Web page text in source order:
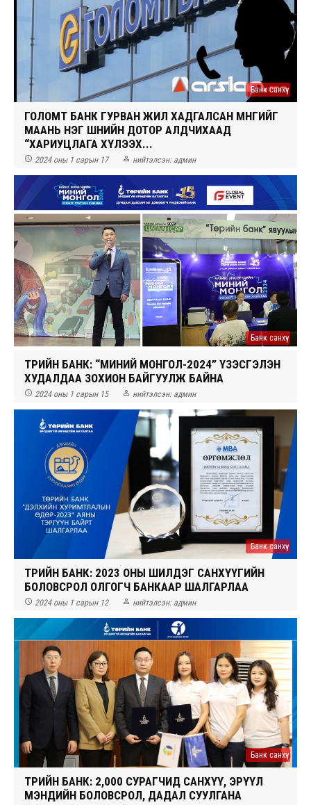
Банк санхүү
ГОЛОМТ БАНК ГУРВАН ЖИЛ ХАДГАЛСАН МӨНГИЙГ
МААНЬ НЭГ ШӨНИЙН ДОТОР АЛДЧИХААД
“ХАРИУЦЛАГА ХҮЛЭЭХ...
 2024 оны 1 сарын 17  нийтэлсэн: админ
Банк санхүү
ТӨРИЙН БАНК: “МИНИЙ МОНГОЛ-2024” ҮЗЭСГЭЛЭН
ХУДАЛДАА ЗОХИОН БАЙГУУЛЖ БАЙНА
 2024 оны 1 сарын 15  нийтэлсэн: админ
Банк санхүү
ТӨРИЙН БАНК: 2023 ОНЫ ШИЛДЭГ САНХҮҮГИЙН
БОЛОВСРОЛ ОЛГОГЧ БАНКААР ШАЛГАРЛАА
 2024 оны 1 сарын 12  нийтэлсэн: админ
Банк санхүү
ТӨРИЙН БАНК: 2,000 СУРАГЧИД САНХҮҮ, ЭРҮҮЛ
МЭНДИЙН БОЛОВСРОЛ, ДАДАЛ СУУЛГАНА